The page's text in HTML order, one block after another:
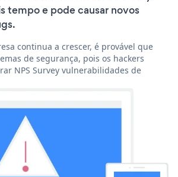
tempo e pode causar novos
continua a crescer, é provável que
de segurança, pois os hackers
NPS Survey vulnerabilidades de